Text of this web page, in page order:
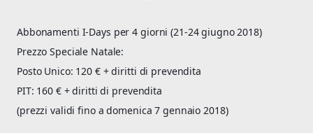
Abbonamenti I-Days per 4 giorni (21-24 giugno 2018)
Prezzo Speciale Natale:
Posto Unico: 120 € + diritti di prevendita
PIT: 160 € + diritti di prevendita
(prezzi validi fino a domenica 7 gennaio 2018)